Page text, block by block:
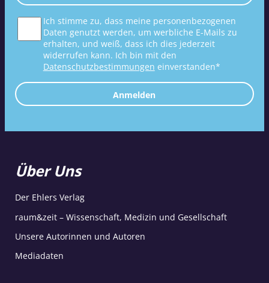
Ich stimme zu, dass meine personenbezogenen
Daten genutzt werden, um werbliche E-Mails zu
erhalten, und weiß, dass ich dies jederzeit
widerrufen kann. Ich bin mit den
Datenschutzbestimmungen einverstanden*
Anmelden
Über Uns
Der Ehlers Verlag
raum&zeit – Wissenschaft, Medizin und Gesellschaft
Unsere Autorinnen und Autoren
Mediadaten